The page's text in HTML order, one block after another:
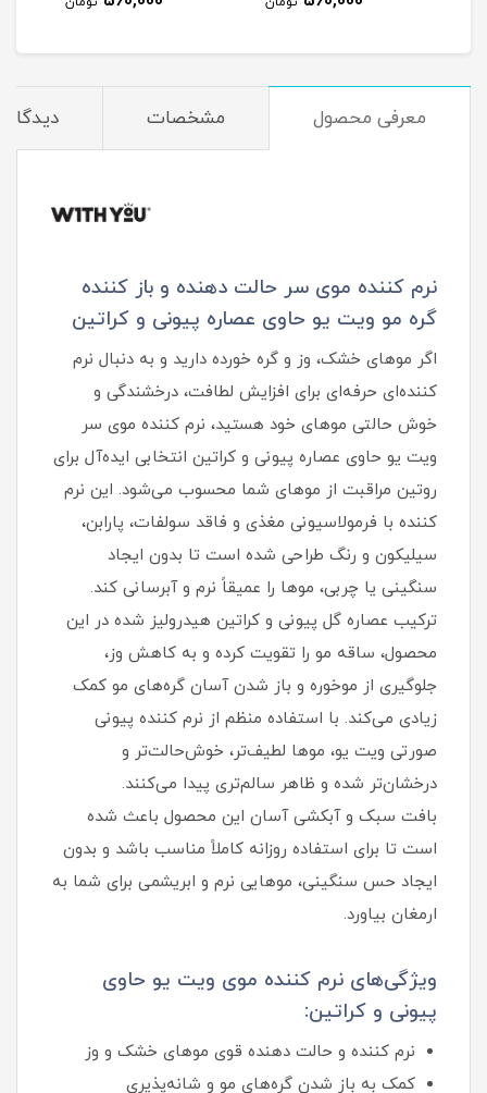
معرفی محصول مشخصات
نرم کننده موی سر حالت دهنده و باز کننده
گره مو ویت یو حاوی عصاره پیونی و کراتین
اگر موهای خشک، وز و گره‌ خورده دارید و به دنبال نرم
کننده‌ای حرفه‌ای برای افزایش لطافت، درخشندگی و
خوش حالتی موهای خود هستید، نرم کننده موی سر
ویت یو حاوی عصاره پیونی و کراتین انتخابی ایده‌آل برای
روتین مراقبت از موهای شما محسوب می‌شود. این نرم
کننده با فرمولاسیونی مغذی و فاقد سولفات، پارابن،
سیلیکون و رنگ طراحی شده است تا بدون ایجاد
سنگینی یا چربی، موها را عمیقاً نرم و آبرسانی کند.
ترکیب عصاره گل پیونی و کراتین هیدرولیز شده در این
محصول، ساقه مو را تقویت کرده و به کاهش وز،
جلوگیری از موخوره و باز شدن آسان گره‌های مو کمک
زیادی می‌کند. با استفاده منظم از نرم کننده پیونی
صورتی ویت یو، موها لطیف‌تر، خوش‌حالت‌تر و
درخشان‌تر شده و ظاهر سالم‌تری پیدا می‌کنند.
بافت سبک و آبکشی آسان این محصول باعث شده
است تا برای استفاده روزانه کاملاً مناسب باشد و بدون
ایجاد حس سنگینی، موهایی نرم و ابریشمی برای شما به
ارمغان بیاورد.
ویژگی‌های نرم کننده موی ویت یو حاوی
پیونی و کراتین:
نرم کننده و حالت دهنده قوی موهای خشک و وز
کمک به باز شدن گره‌های مو و شانه‌پذیری